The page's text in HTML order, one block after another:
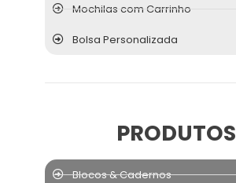
Mochilas com Carrinho
Bolsa Personalizada
PRODUTOS
Blocos & Cadernos